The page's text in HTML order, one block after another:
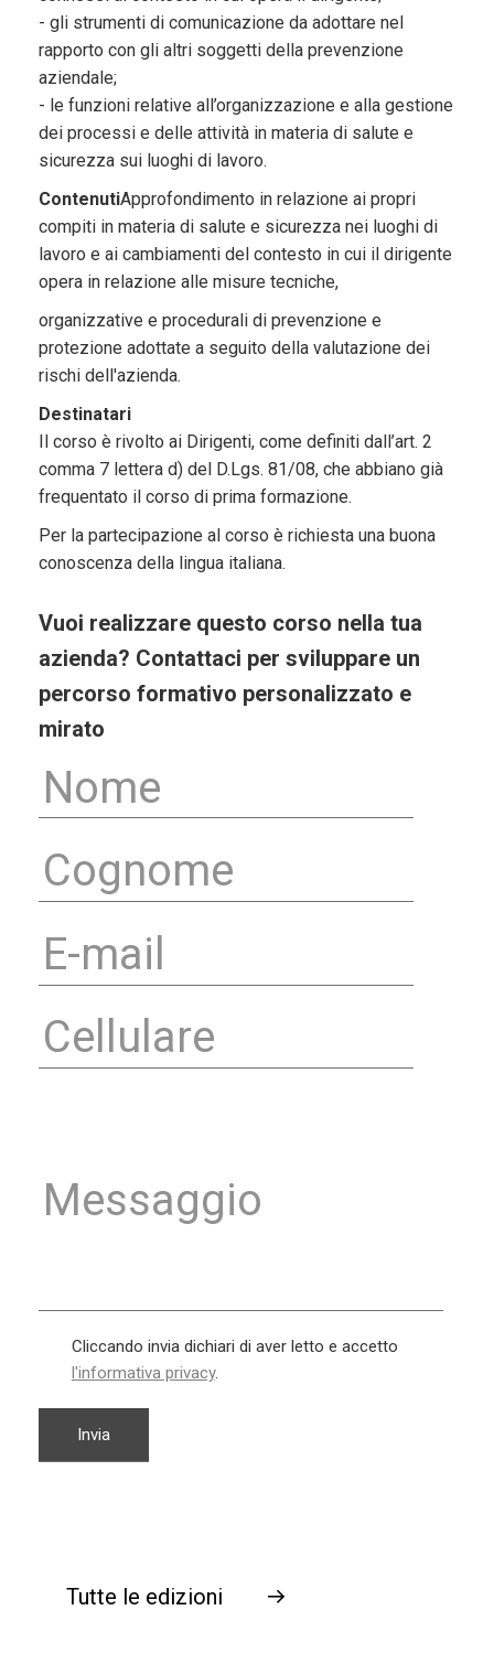
- gli strumenti di comunicazione da adottare nel
rapporto con gli altri soggetti della prevenzione
aziendale;
- le funzioni relative all’organizzazione e alla gestione
dei processi e delle attività in materia di salute e
sicurezza sui luoghi di lavoro.
ContenutiApprofondimento in relazione ai propri
compiti in materia di salute e sicurezza nei luoghi di
lavoro e ai cambiamenti del contesto in cui il dirigente
opera in relazione alle misure tecniche,
organizzative e procedurali di prevenzione e
protezione adottate a seguito della valutazione dei
rischi dell'azienda.
Destinatari
Il corso è rivolto ai Dirigenti, come definiti dall’art. 2
comma 7 lettera d) del D.Lgs. 81/08, che abbiano già
frequentato il corso di prima formazione.
Per la partecipazione al corso è richiesta una buona
conoscenza della lingua italiana.
Vuoi realizzare questo corso nella tua
azienda? Contattaci per sviluppare un
percorso formativo personalizzato e
mirato
Cliccando invia dichiari di aver letto e accetto
l'informativa privacy.
Tutte le edizioni →